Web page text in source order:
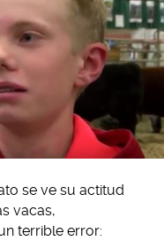
se ve su actitud
vacas,
terrible error: